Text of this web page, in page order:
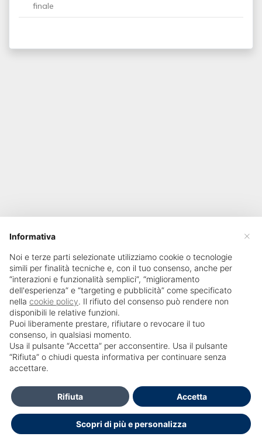
finale
SailPortal 8.5.1 build 18
Contatti
Per Informazioni e accesso al portale Contattare Ufficio
Formazione
×
Informativa
Noi e terze parti selezionate utilizziamo cookie o tecnologie
simili per finalità tecniche e, con il tuo consenso, anche per
“interazioni e funzionalità semplici”, “miglioramento
dell'esperienza” e “targeting e pubblicità” come specificato
nella cookie policy. Il rifiuto del consenso può rendere non
disponibili le relative funzioni.
Puoi liberamente prestare, rifiutare o revocare il tuo
consenso, in qualsiasi momento.
Usa il pulsante “Accetta” per acconsentire. Usa il pulsante
“Rifiuta” o chiudi questa informativa per continuare senza
accettare.
Scopri di più e personalizza
Rifiuta Accetta